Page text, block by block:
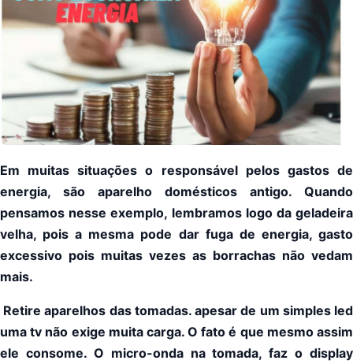
Em muitas situações o responsável pelos gastos de
energia, são aparelho domésticos antigo. Quando
pensamos nesse exemplo, lembramos logo da geladeira
velha, pois a mesma pode dar fuga de energia, gasto
excessivo pois muitas vezes as borrachas não vedam
mais.
Retire aparelhos das tomadas. apesar de um simples led
uma tv não exige muita carga. O fato é que mesmo assim
ele consome. O micro-onda na tomada, faz o display